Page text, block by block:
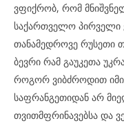
ვფიქრობ, რომ
საქართველო პირველი
თანამედროვე რუსეთი
ბევრი რამ გაუკეთა
როგორ ვიბძროდით
საფრანგეთიდან არ
თვითმფრინავებსა და